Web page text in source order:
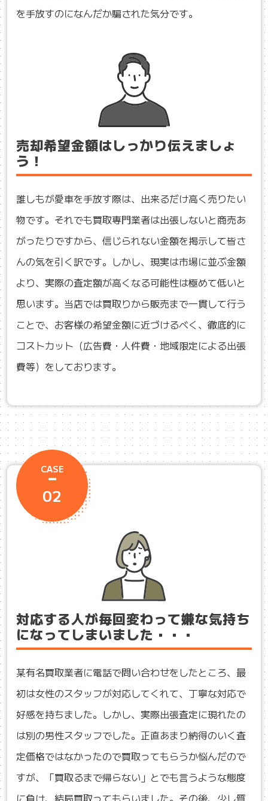
を手放すのになんだか騙された気分です。
売却希望金額はしっかり伝えましょ
う！
誰しもが愛車を手放す際は、出来るだけ高く売りたい
物です。それでも買取専門業者は出張しないと商売あ
がったりですから、信じられない金額を掲示して皆さ
んの気を引く訳です。しかし、現実は市場に並ぶ金額
より、実際の査定額が高くなる可能性は極めて低いと
思います。当店では買取りから販売まで一貫して行う
ことで、お客様の希望金額に近づけるべく、徹底的に
コストカット（広告費・人件費・地域限定による出張
費等）をしております。
CASE
02
対応する人が毎回変わって嫌な気持ち
になってしまいました・・・
某有名買取業者に電話で問い合わせをしたところ、最
初は女性のスタッフが対応してくれて、丁寧な対応で
好感を持ちました。しかし、実際出張査定に現れたの
は別の男性スタッフでした。正直あまり納得のいく査
定価格ではなかったので買取ってもらうか悩んだので
すが、「買取るまで帰らない」とでも言うような態度
に負け、結局買取ってもらいました。その後、少し質